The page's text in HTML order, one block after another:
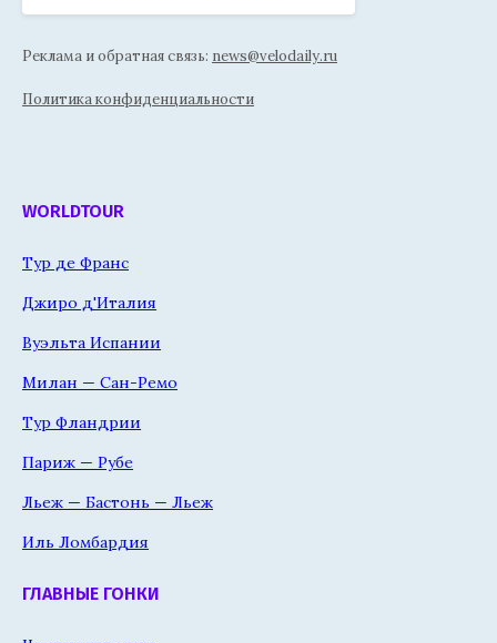
Реклама и обратная связь: news@velodaily.ru
Политика конфиденциальности
WORLDTOUR
Тур де Франс
Джиро д'Италия
Вуэльта Испании
Милан — Сан-Ремо
Тур Фландрии
Париж — Рубе
Льеж — Бастонь — Льеж
Иль Ломбардия
ГЛАВНЫЕ ГОНКИ